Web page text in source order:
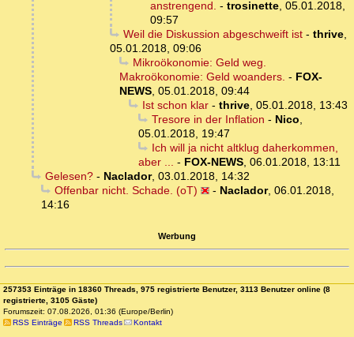
anstrengend. - trosinette, 05.01.2018,
09:57
Weil die Diskussion abgeschweift ist- thrive,
05.01.2018, 09:06
Mikroökonomie: Geld weg.
Makroökonomie: Geld woanders. - FOX-
NEWS, 05.01.2018, 09:44
Ist schon klar- thrive, 05.01.2018, 13:43
Tresore in der Inflation - Nico,
05.01.2018, 19:47
Ich will ja nicht altklug daherkommen,
aber ... - FOX-NEWS, 06.01.2018, 13:11
Gelesen?- Naclador, 03.01.2018, 14:32
Offenbar nicht. Schade. (oT)
- Naclador, 06.01.2018,
14:16
Werbung
257353 Einträge in 18360 Threads, 975 registrierte Benutzer, 3113 Benutzer online (8
registrierte, 3105 Gäste)
Forumszeit: 07.08.2026, 01:36 (Europe/Berlin)
RSS Einträge
RSS Threads Kontakt